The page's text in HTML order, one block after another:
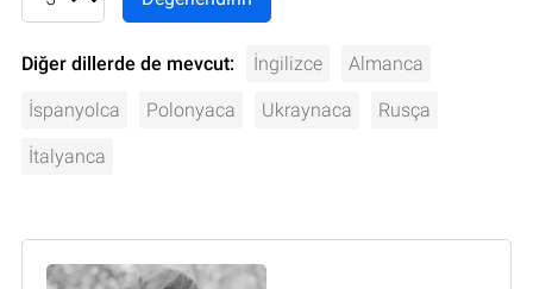
Diğer dillerde de mevcut: İngilizce Almanca
İspanyolca Polonyaca Ukraynaca Rusça
İtalyanca